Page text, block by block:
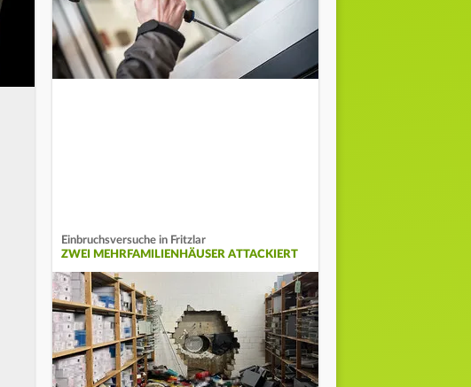
Einbruchsversuche in Fritzlar
ZWEI MEHRFAMILIENHÄUSER ATTACKIERT